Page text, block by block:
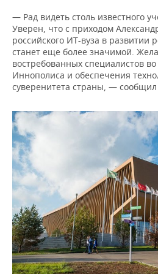
ВОДНЫЕ ВИДЫ СПОРТА
ХОККЕЙ С МЯЧОМ
ОБРАЗОВАНИЕ
ПРОИСШЕСТВИЯ
— Рад видеть столь известного
Уверен, что с приходом
российского ИТ-вуза в развитии
станет еще более значимой.
востребованных специалистов
Иннополиса и обеспечения
суверенитета страны, —